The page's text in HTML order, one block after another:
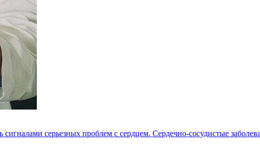
серьезных проблем с сердцем. Сердечно-сосудистые